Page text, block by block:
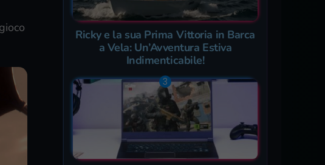
Ricky e la sua Prima Vittoria in Barca
a Vela: Un’Avventura Estiva
Indimenticabile!